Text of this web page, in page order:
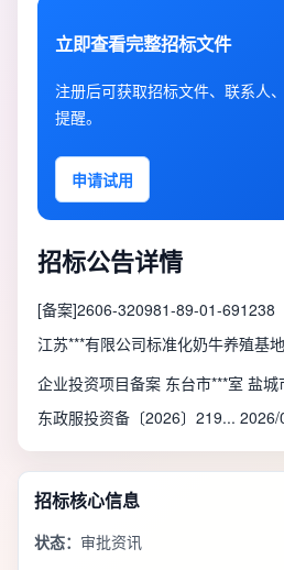
立即查看完整招标文件
注册后可获取招标文件、联系人
提醒。
申请试用
招标公告详情
[备案]2606-320981-89-01-691238
江苏***有限公司标准化奶牛养殖基
企业投资项目备案 东台市***室 盐城
东政服投资备〔2026〕219... 2026/
招标核心信息
状态： 审批资讯